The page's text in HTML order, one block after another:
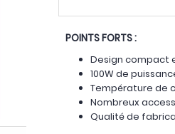
POINTS FORTS :
Design compact
100W de
Température de
Nombreux
Qualité de